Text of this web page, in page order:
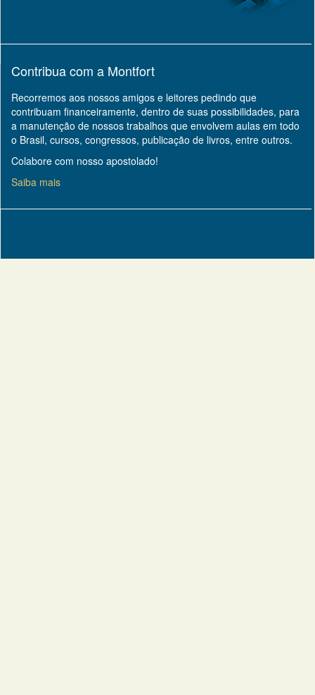
Contribua com a Montfort
Recorremos aos nossos amigos e leitores pedindo que
contribuam financeiramente, dentro de suas possibilidades, para
a manutenção de nossos trabalhos que envolvem aulas em todo
o Brasil, cursos, congressos, publicação de livros, entre outros.
Colabore com nosso apostolado!
Saiba mais